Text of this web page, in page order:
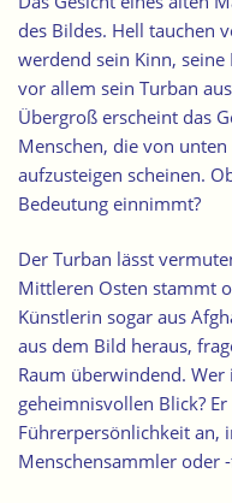
des Bildes. Hell tauchen
werdend sein Kinn, seine
vor allem sein Turban
Übergroß erscheint das
Menschen, die von
aufzusteigen scheinen.
Bedeutung einnimmt?
Der Turban lässt
Mittleren Osten stammt
Künstlerin sogar aus
aus dem Bild heraus,
Raum überwindend.
geheimnisvollen Blick?
Führerpersönlichkeit an,
Menschensammler oder